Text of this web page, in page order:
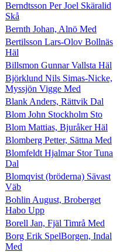
Berndtsson Per Joel Skäralid
Skå
Bernth Johan, Alnö Med
Bertilsson Lars-Olov Bollnäs
Häl
Billsmon Gunnar Vallsta Häl
Björklund Nils Simas-Nicke,
Myssjön Vigge Med
Blank Anders, Rättvik Dal
Blom John Stockholm Sto
Blom Mattias, Bjuråker Häl
Blomberg Petter, Sättna Med
Blomfeldt Hjalmar Stor Tuna
Dal
Blomqvist (bröderna) Sävast
Väb
Bohlin August, Broberget
Habo Upp
Borell Jan, Fjäl Timrå Med
Borg Erik SpelBorgen, Indal
Med